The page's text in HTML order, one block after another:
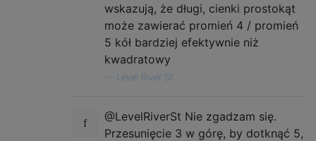
wskazują, że długi, cienki prostokąt
może zawierać promień 4 / promień
5 kół bardziej efektywnie niż
kwadratowy
Level River St
@LevelRiverSt Nie zgadzam się.
Przesunięcie 3 w górę, by dotknąć 5,